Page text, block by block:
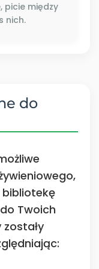
picie między
nich.
do
Twoich